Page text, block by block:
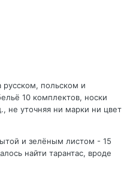
польском и
10 комплектов, носки
не уточняя ни марки ни цвет
и зелёным листом - 15
найти тарантас, вроде